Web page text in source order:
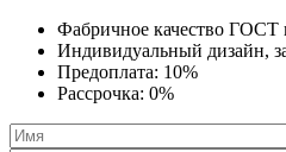
Фабричное качество ГОСТ
Индивидуальный дизайн,
Предоплата: 10%
Рассрочка: 0%